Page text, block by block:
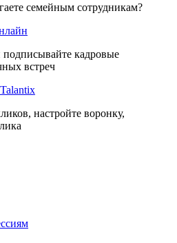
семейным сотрудникам?
подписывайте кадровые
встреч
настройте воронку,